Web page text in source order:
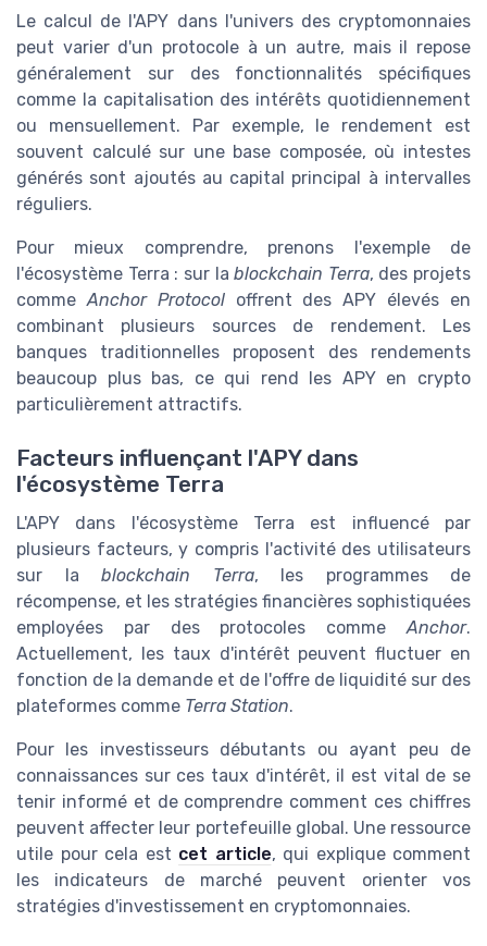
Le calcul de l'APY dans l'univers des cryptomonnaies
peut varier d'un protocole à un autre, mais il repose
généralement sur des fonctionnalités spécifiques
comme la capitalisation des intérêts quotidiennement
ou mensuellement. Par exemple, le rendement est
souvent calculé sur une base composée, où intestes
générés sont ajoutés au capital principal à intervalles
réguliers.
Pour mieux comprendre, prenons l'exemple de
l'écosystème Terra : sur lablockchain Terra, des projets
commeAnchor Protocoloffrent des APY élevés en
combinant plusieurs sources de rendement. Les
banques traditionnelles proposent des rendements
beaucoup plus bas, ce qui rend les APY en crypto
particulièrement attractifs.
Facteurs influençant l'APY dans
l'écosystème Terra
L'APY dans l'écosystème Terra est influencé par
plusieurs facteurs, y compris l'activité des utilisateurs
sur la blockchain Terra, les programmes de
récompense, et les stratégies financières sophistiquées
employées par des protocoles comme Anchor.
Actuellement, les taux d'intérêt peuvent fluctuer en
fonction de la demande et de l'offre de liquidité sur des
plateformes comme Terra Station.
Pour les investisseurs débutants ou ayant peu de
connaissances sur ces taux d'intérêt, il est vital de se
tenir informé et de comprendre comment ces chiffres
peuvent affecter leur portefeuille global. Une ressource
utile pour cela est cet article, qui explique comment
les indicateurs de marché peuvent orienter vos
stratégies d'investissement en cryptomonnaies.